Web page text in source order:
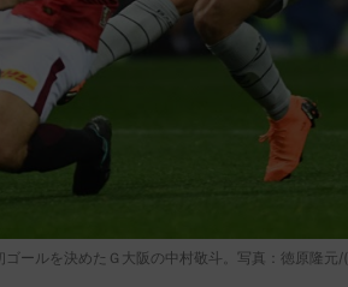
ールを決めたＧ大阪の中村敬斗。写真：徳原隆